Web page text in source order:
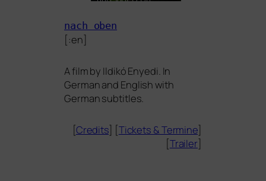
nach oben
[:en]
A film by Ildikó Enyedi. In
German and English with
German subtitles.
[Credits] [Tickets &Termine]
[Trailer]